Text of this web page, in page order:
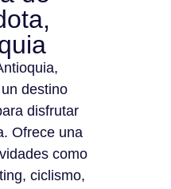
destino
disfrutar
Ofrece una
como
ciclismo,